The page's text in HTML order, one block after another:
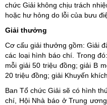
chức Giải không chịu trách
hoặc hư hỏng do lỗi của bưu
Giải thưởng
Cơ cấu giải thưởng gồm: Giải
các loại hình báo chí. Trong
mỗi giải 50 triệu đồng; giải B
20 triệu đồng; giải Khuyến
Ban Tổ chức Giải sẽ có hình
chí, Hội Nhà báo ở Trung